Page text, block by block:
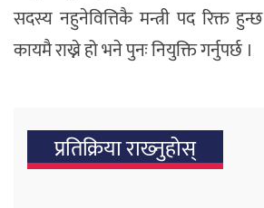
सदस्य नहुनेवित्तिकै मन्त्री पद रिक्त
कायमै राख्ने हो भने पुनः नियुक्ति गर्नुपर्छ ।
प्रतिक्रिया राख्‍नुहोस्